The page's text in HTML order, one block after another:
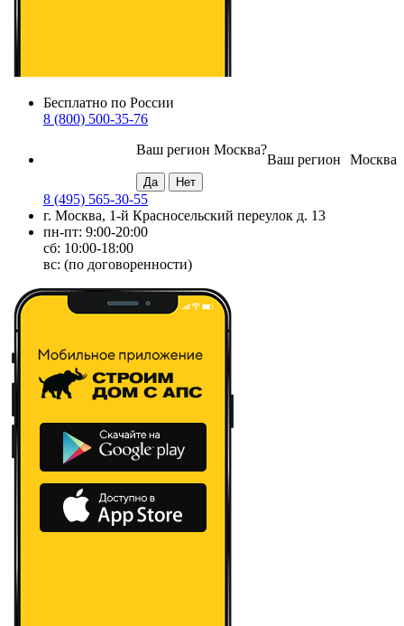
Бесплатно по России
8 (800) 500-35-76
Москва
Ваш регион
Ваш регион Москва?
8 (495) 565-30-55
г. Москва, 1-й Красносельский переулок д. 13
пн-пт: 9:00-20:00
сб: 10:00-18:00
вс: (по договоренности)